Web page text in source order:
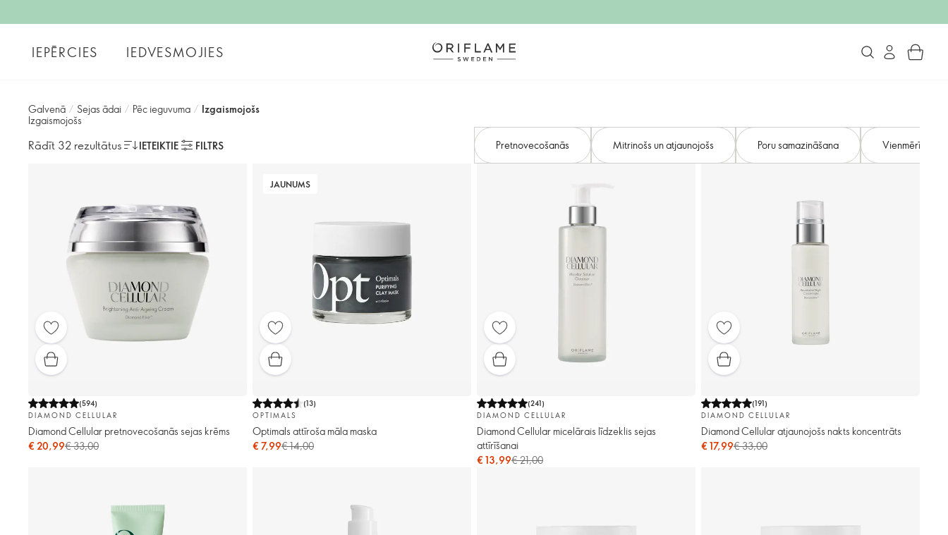
IEPĒRCIES IEDVESMOJIES
Galvenā / Sejas ādai / Pēc ieguvuma / Izgaismojošs
Izgaismojošs
Rādīt 32 rezultātus IETEIKTIE FILTRS Pretnovecošanās Mitrinošs un atjaunojošs Poru samazināšana Vienmērīgs
(594)
DIAMOND CELLULAR
Diamond Cellular pretnovecošanās sejas krēms
€ 20,99€ 33,00
JAUNUMS
(13)
OPTIMALS
Optimals attīroša māla maska
€ 7,99€ 14,00
(241)
DIAMOND CELLULAR
Diamond Cellular micelārais līdzeklis sejas
attīrīšanai
€ 13,99€ 21,00
(191)
DIAMOND CELLULAR
Diamond Cellular atjaunojošs nakts koncentrāts
€ 17,99€ 33,00